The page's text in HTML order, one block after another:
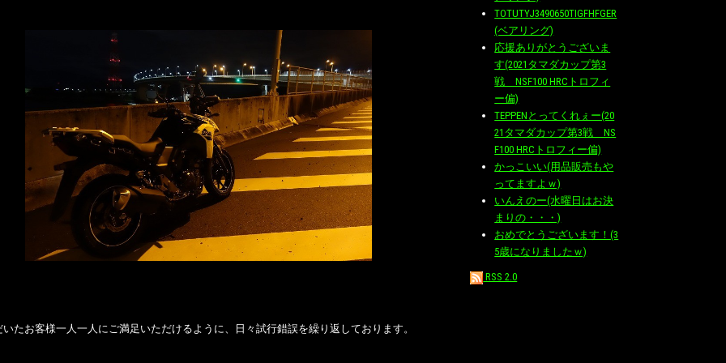
たお客様一人一人にご満足いただけるように、日々試行錯誤を繰り返しております。
TOTUTYJ3490650TIGFHFGER
(ベアリング)
応援ありがとうございま
す(2021タマダカップ第3
戦 NSF100 HRCトロフィ
ー偏)
TEPPENとってくれぇー(20
21タマダカップ第3戦 NS
F100 HRCトロフィー偏)
かっこいい(用品販売もや
ってますよｗ)
いんえのー(水曜日はお決
まりの・・・)
おめでとうございます！(3
5歳になりましたｗ)
RSS 2.0